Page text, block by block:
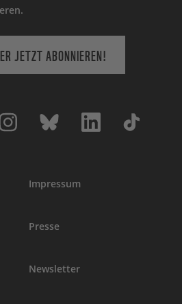
JETZT ABONNIEREN!
Impressum
Presse
Newsletter